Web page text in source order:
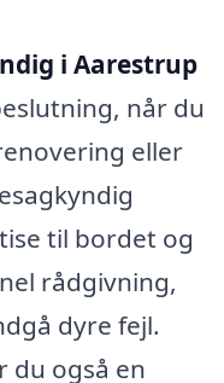
i Aarestrup
når du
eller
til bordet og
rådgivning,
dyre fejl.
du også en